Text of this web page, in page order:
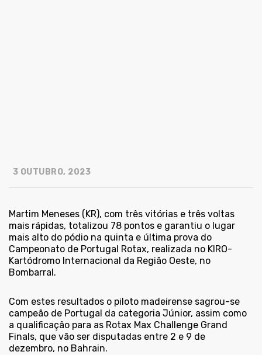
3 OUTUBRO, 2023
Martim Meneses (KR), com três vitórias e três voltas
mais rápidas, totalizou 78 pontos e garantiu o lugar
mais alto do pódio na quinta e última prova do
Campeonato de Portugal Rotax, realizada no KIRO-
Kartódromo Internacional da Região Oeste, no
Bombarral.
Com estes resultados o piloto madeirense sagrou-se
campeão de Portugal da categoria Júnior, assim como
a qualificação para as Rotax Max Challenge Grand
Finals, que vão ser disputadas entre 2 e 9 de
dezembro, no Bahrain.